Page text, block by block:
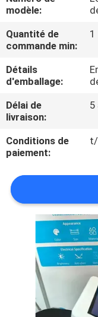
NOUS
VISITE
DE
CONTRÔLE
DE
LA
QUALITÉ
CONTACTER
modèle:
Quantité de
commande min:
1
Détails
d'emballage:
Délai de
livraison:
5
Conditions de
paiement: